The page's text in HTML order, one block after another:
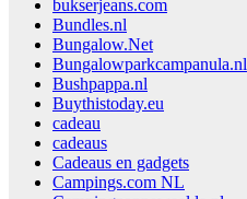
bukserjeans.com
Bundles.nl
Bungalow.Net
Bungalowparkcampanula.nl
Bushpappa.nl
Buythistoday.eu
cadeau
cadeaus
Cadeaus en gadgets
Campings.com NL